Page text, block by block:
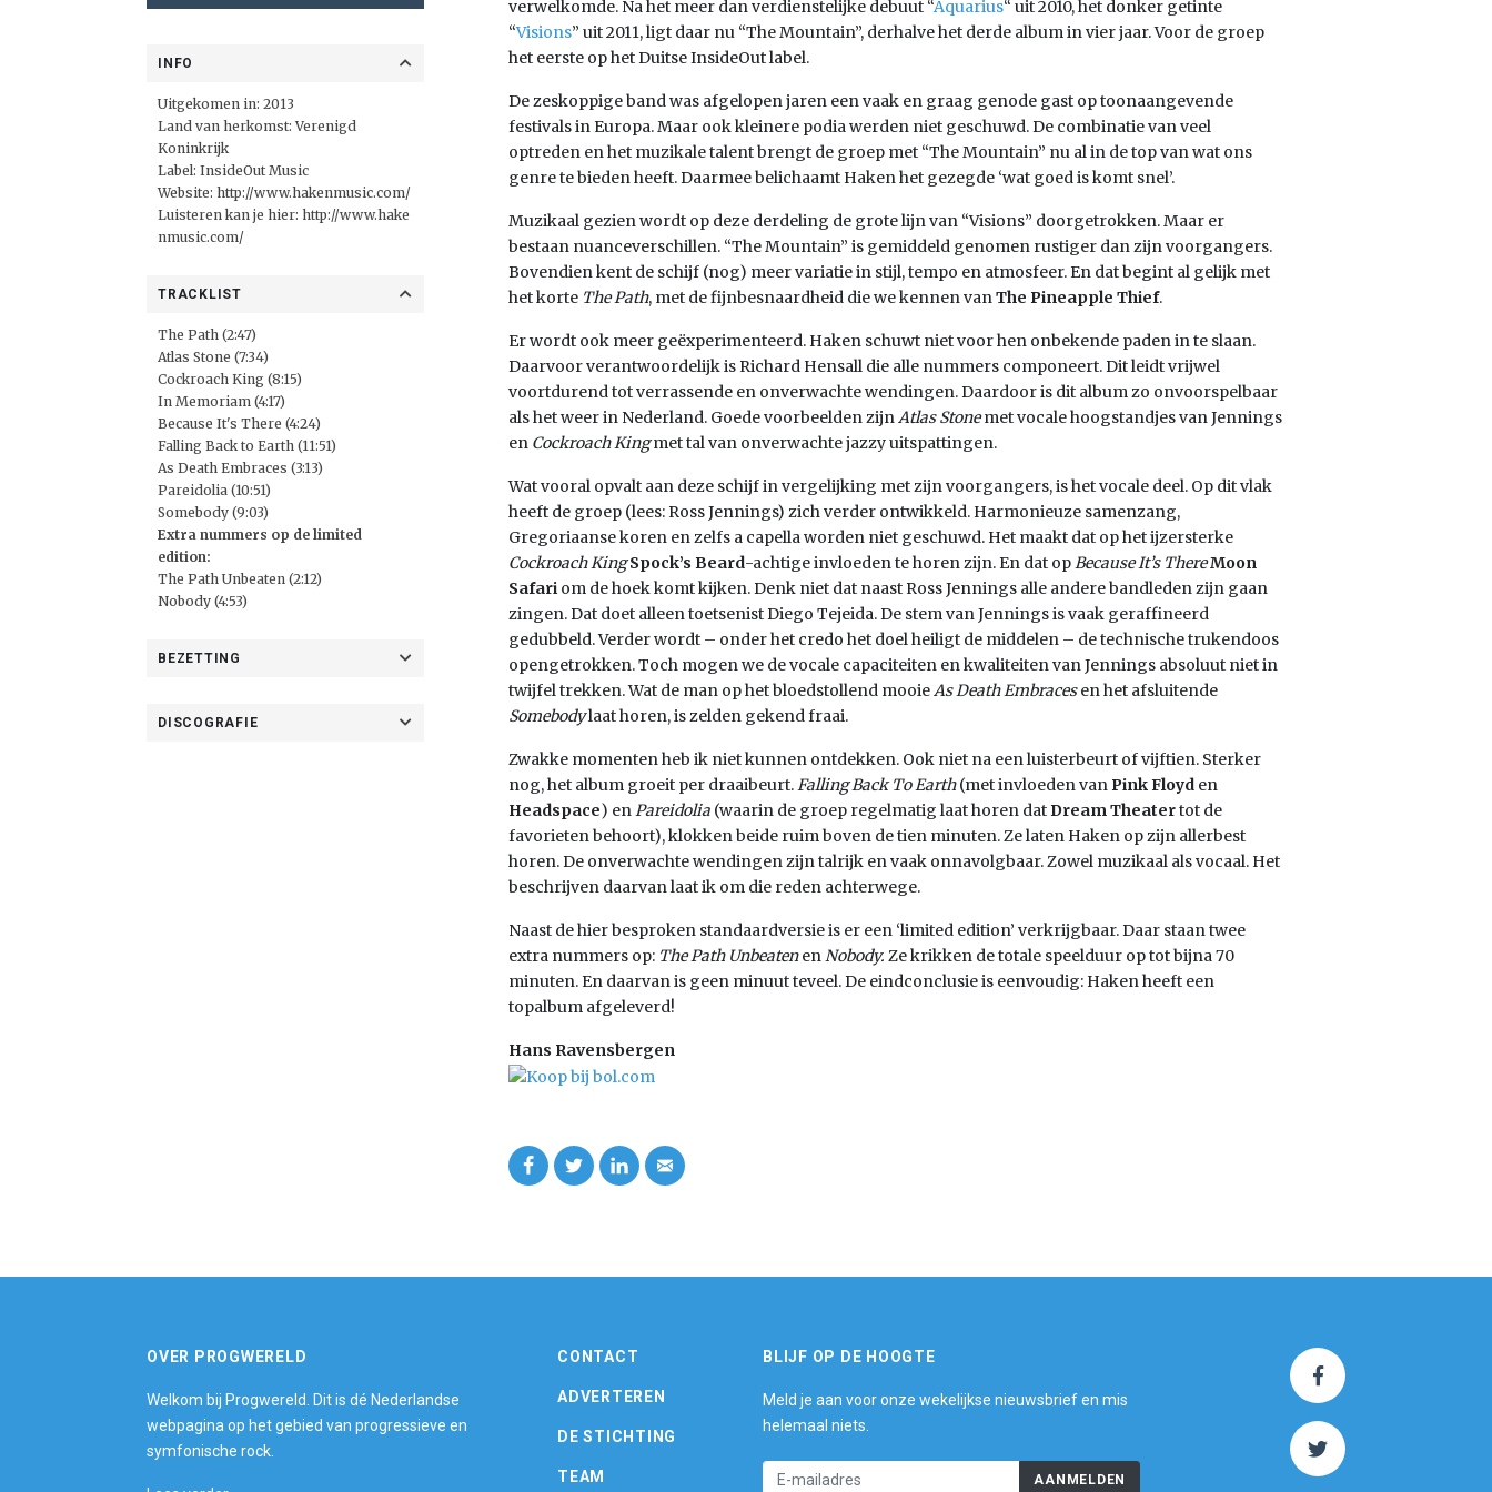
INFO
Uitgekomen in: 2013
Land van herkomst: Verenigd
Koninkrijk
Label: InsideOut Music
Website: http://www.hakenmusic.com/
Luisteren kan je hier: http://www.hake
nmusic.com/
TRACKLIST
The Path (2:47)
Atlas Stone (7:34)
Cockroach King (8:15)
In Memoriam (4:17)
Because It's There (4:24)
Falling Back to Earth (11:51)
As Death Embraces (3:13)
Pareidolia (10:51)
Somebody (9:03)
Extra nummers op de limited
edition:
The Path Unbeaten (2:12)
Nobody (4:53)
BEZETTING
DISCOGRAFIE
verwelkomde. Na het meer dan verdienstelijke debuut “Aquarius“ uit 2010, het donker getinte
“Visions” uit 2011, ligt daar nu “The Mountain”, derhalve het derde album in vier jaar. Voor de groep
het eerste op het Duitse InsideOut label.
De zeskoppige band was afgelopen jaren een vaak en graag genode gast op toonaangevende
festivals in Europa. Maar ook kleinere podia werden niet geschuwd. De combinatie van veel
optreden en het muzikale talent brengt de groep met “The Mountain” nu al in de top van wat ons
genre te bieden heeft. Daarmee belichaamt Haken het gezegde ‘wat goed is komt snel’.
Muzikaal gezien wordt op deze derdeling de grote lijn van “Visions” doorgetrokken. Maar er
bestaan nuanceverschillen. “The Mountain” is gemiddeld genomen rustiger dan zijn voorgangers.
Bovendien kent de schijf (nog) meer variatie in stijl, tempo en atmosfeer. En dat begint al gelijk met
het korte The Path, met de fijnbesnaardheid die we kennen vanThe Pineapple Thief.
Er wordt ook meer geëxperimenteerd. Haken schuwt niet voor hen onbekende paden in te slaan.
Daarvoor verantwoordelijk is Richard Hensall die alle nummers componeert. Dit leidt vrijwel
voortdurend tot verrassende en onverwachte wendingen. Daardoor is dit album zo onvoorspelbaar
als het weer in Nederland. Goede voorbeelden zijnAtlas Stonemet vocale hoogstandjes van Jennings
en Cockroach Kingmet tal van onverwachte jazzy uitspattingen.
Wat vooral opvalt aan deze schijf in vergelijking met zijn voorgangers, is het vocale deel. Op dit vlak
heeft de groep (lees: Ross Jennings) zich verder ontwikkeld. Harmonieuze samenzang,
Gregoriaanse koren en zelfs a capella worden niet geschuwd. Het maakt dat op het ijzersterke
Cockroach King Spock’s Beard-achtige invloeden te horen zijn. En dat opBecause It’s ThereMoon
Safari om de hoek komt kijken. Denk niet dat naast Ross Jennings alle andere bandleden zijn gaan
zingen. Dat doet alleen toetsenist Diego Tejeida. De stem van Jennings is vaak geraffineerd
gedubbeld. Verder wordt – onder het credo het doel heiligt de middelen – de technische trukendoos
opengetrokken. Toch mogen we de vocale capaciteiten en kwaliteiten van Jennings absoluut niet in
twijfel trekken. Wat de man op het bloedstollend mooieAs Death Embracesen het afsluitende
Somebodylaat horen, is zelden gekend fraai.
Zwakke momenten heb ik niet kunnen ontdekken. Ook niet na een luisterbeurt of vijftien. Sterker
nog, het album groeit per draaibeurt.Falling Back To Earth(met invloeden van Pink Floyd en
Headspace) enPareidolia (waarin de groep regelmatig laat horen dat Dream Theatertot de
favorieten behoort), klokken beide ruim boven de tien minuten. Ze laten Haken op zijn allerbest
horen. De onverwachte wendingen zijn talrijk en vaak onnavolgbaar. Zowel muzikaal als vocaal. Het
beschrijven daarvan laat ik om die reden achterwege.
Naast de hier besproken standaardversie is er een ‘limited edition’ verkrijgbaar. Daar staan twee
extra nummers op: The Path UnbeatenenNobody. Ze krikken de totale speelduur op tot bijna 70
minuten. En daarvan is geen minuut teveel. De eindconclusie is eenvoudig: Haken heeft een
topalbum afgeleverd!
Hans Ravensbergen
OVER PROGWERELD
Welkom bij Progwereld. Dit is dé Nederlandse
webpagina op het gebied van progressieve en
symfonische rock.
CONTACT
ADVERTEREN
DE STICHTING
TEAM
BLIJF OP DE HOOGTE
Meld je aan voor onze wekelijkse nieuwsbrief en mis
helemaal niets.
AANMELDEN